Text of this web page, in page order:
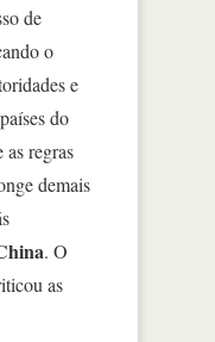
de
o
e
do
as regras
demais
. O
as